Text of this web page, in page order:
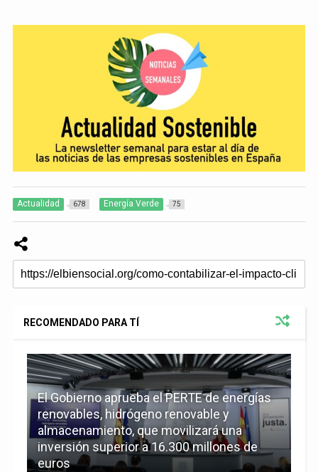
Actualidad 678 Energía Verde 75
RECOMENDADO PARA TÍ
El Gobierno aprueba el PERTE de energías
renovables, hidrógeno renovable y
almacenamiento, que movilizará una
inversión superior a 16.300 millones de
euros